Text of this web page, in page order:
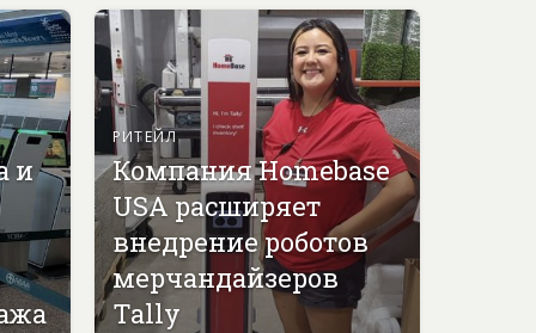
и
РИТЕЙЛ
Компания Homebase
USA расширяет
внедрение роботов
мерчандайзеров
Tally